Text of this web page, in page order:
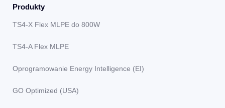
Produkty
TS4-X Flex MLPE do 800W
TS4-A Flex MLPE
Oprogramowanie Energy Intelligence (EI)
GO Optimized (USA)